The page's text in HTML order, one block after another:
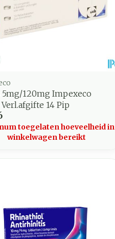
voorschrift
120mg Impexeco
14 Pip
toegelaten hoeveelheid in
winkelwagen bereikt